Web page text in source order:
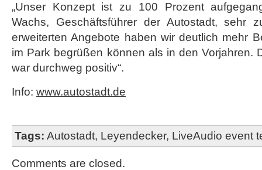
„Unser Konzept ist zu 100 Prozent
Wachs, Geschäftsführer der Autostadt, sehr
erweiterten Angebote haben wir deutlich mehr
im Park begrüßen können als in den Vorjahren.
war durchweg positiv“.
Info: www.autostadt.de
Tags: Autostadt, Leyendecker, LiveAudio event
Comments are closed.